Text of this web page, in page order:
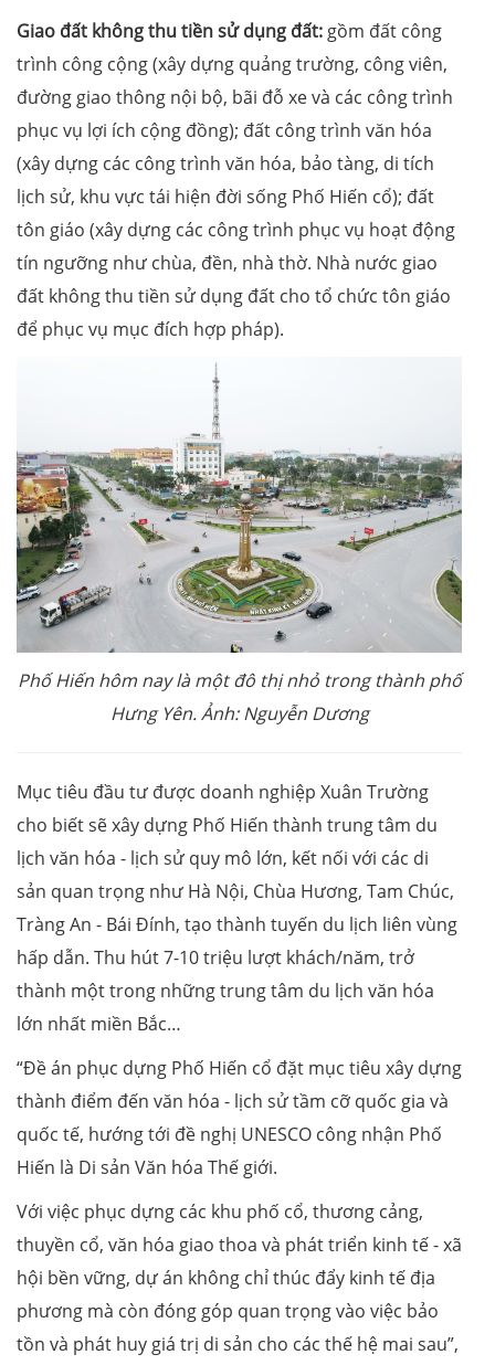
Giao đất không thu tiền sử dụng đất: gồm đất công
trình công cộng (xây dựng quảng trường, công viên,
đường giao thông nội bộ, bãi đỗ xe và các công trình
phục vụ lợi ích cộng đồng); đất công trình văn hóa
(xây dựng các công trình văn hóa, bảo tàng, di tích
lịch sử, khu vực tái hiện đời sống Phố Hiến cổ); đất
tôn giáo (xây dựng các công trình phục vụ hoạt động
tín ngưỡng như chùa, đền, nhà thờ. Nhà nước giao
đất không thu tiền sử dụng đất cho tổ chức tôn giáo
để phục vụ mục đích hợp pháp).
Phố Hiến hôm nay là một đô thị nhỏ trong thành phố
Hưng Yên. Ảnh: Nguyễn Dương
Mục tiêu đầu tư được doanh nghiệp Xuân Trường
cho biết sẽ xây dựng Phố Hiến thành trung tâm du
lịch văn hóa - lịch sử quy mô lớn, kết nối với các di
sản quan trọng như Hà Nội, Chùa Hương, Tam Chúc,
Tràng An - Bái Đính, tạo thành tuyến du lịch liên vùng
hấp dẫn. Thu hút 7-10 triệu lượt khách/năm, trở
thành một trong những trung tâm du lịch văn hóa
lớn nhất miền Bắc…
“Đề án phục dựng Phố Hiến cổ đặt mục tiêu xây dựng
thành điểm đến văn hóa - lịch sử tầm cỡ quốc gia và
quốc tế, hướng tới đề nghị UNESCO công nhận Phố
Hiến là Di sản Văn hóa Thế giới.
Với việc phục dựng các khu phố cổ, thương cảng,
thuyền cổ, văn hóa giao thoa và phát triển kinh tế - xã
hội bền vững, dự án không chỉ thúc đẩy kinh tế địa
phương mà còn đóng góp quan trọng vào việc bảo
tồn và phát huy giá trị di sản cho các thế hệ mai sau”,